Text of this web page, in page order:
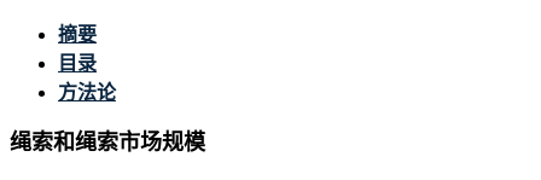
摘要
目录
方法论
绳索和绳索市场规模